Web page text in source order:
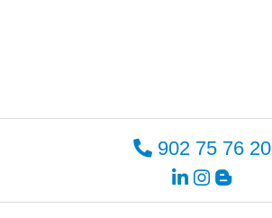
902 75 76 20